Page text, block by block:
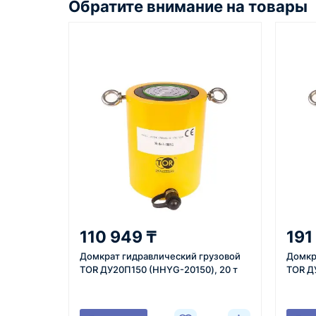
Как оформить заказ
Оставьте заявку на сайте,
по телефону или через
форму обратного звонка.
Менеджер
вами,
город
Обратите внимание на товары
110 949 ₸
Домкрат гидравлический грузовой
TOR ДУ20П150 (HHYG-20150), 20 т
TOR